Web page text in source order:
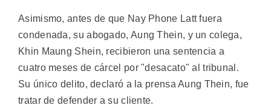
Asimismo, antes de que Nay Phone Latt fuera
condenada, su abogado, Aung Thein, y un colega,
Khin Maung Shein, recibieron una sentencia a
cuatro meses de cárcel por "desacato" al tribunal.
Su único delito, declaró a la prensa Aung Thein, fue
tratar de defender a su cliente.